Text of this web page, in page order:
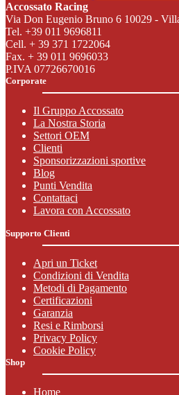
Accossato Racing
Via Don Eugenio Bruno 6 10029 -
Tel. +39 011 9696811
Cell. + 39 371 1722064
Fax. + 39 011 9696033
P.IVA 07726670016
Corporate
Il Gruppo Accossato
La Nostra Storia
Settori OEM
Clienti
Sponsorizzazioni sportive
Blog
Punti Vendita
Contattaci
Lavora con Accossato
Supporto Clienti
Apri un Ticket
Condizioni di Vendita
Metodi di Pagamento
Certificazioni
Garanzia
Resi e Rimborsi
Privacy Policy
Cookie Policy
Shop
Home